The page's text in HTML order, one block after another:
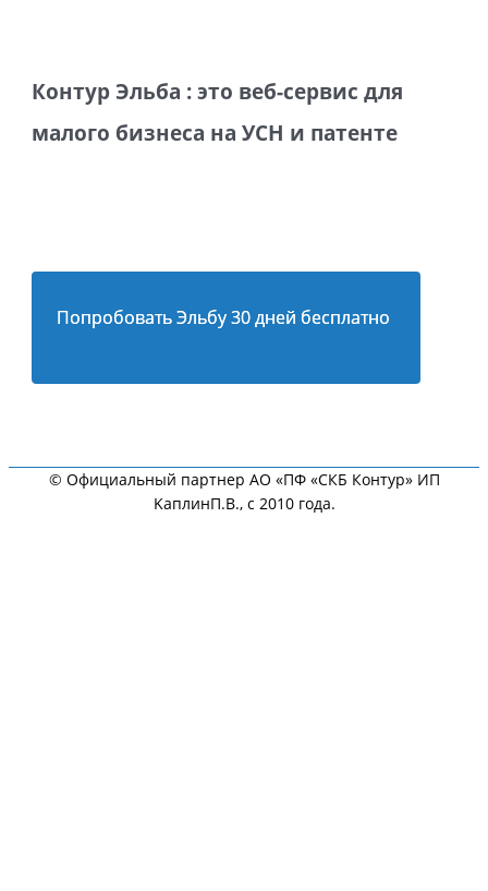
Контур Эльба : это веб-сервис для
малого бизнеса на УСН и патенте
Попробовать Эльбу 30 дней бесплатно
© Официальный партнер АО «ПФ «СКБ Контур» ИП
KaплинП.В., с 2010 года.